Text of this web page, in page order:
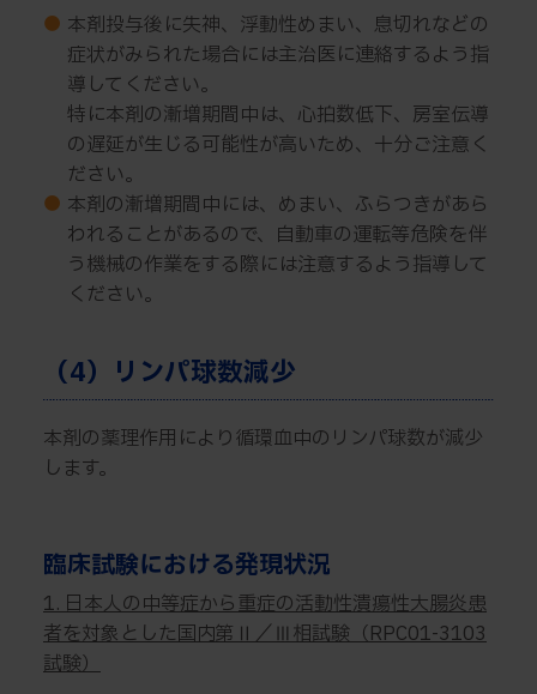
● 本剤投与後に失神、浮動性めまい、息切れなどの
症状がみられた場合には主治医に連絡するよう指
導してください。
特に本剤の漸増期間中は、心拍数低下、房室伝導
の遅延が生じる可能性が高いため、十分ご注意く
ださい。
● 本剤の漸増期間中には、めまい、ふらつきがあら
われることがあるので、自動車の運転等危険を伴
う機械の作業をする際には注意するよう指導して
ください。
（4）リンパ球数減少
本剤の薬理作用により循環血中のリンパ球数が減少
します。
臨床試験における発現状況
1. 日本人の中等症から重症の活動性潰瘍性大腸炎患
者を対象とした国内第Ⅱ／Ⅲ相試験（RPC01-3103
試験）